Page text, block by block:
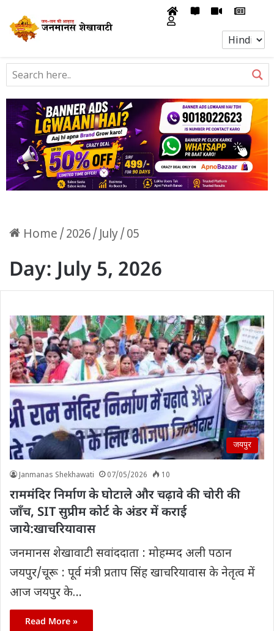
Home / 2026/July/ 05
Day:July 5, 2026
जयपुर
Janmanas Shekhawati 07/05/2026 10
राममंदिर निर्माण के घोटाले और चढ़ावे की चोरी की
जाँच, SIT सुप्रीम कोर्ट के अंडर में कराई
जाये:खाचरियावास
जनमानस शेखावाटी सवांददाता : मोहम्मद अली पठान
जयपुर/चूरू : पूर्व मंत्री प्रताप सिंह खाचरियावास के नेतृत्व में
आज जयपुर के…
Read More »